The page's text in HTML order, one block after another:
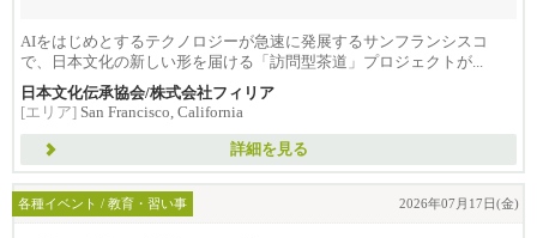
AIをはじめとするテクノロジーが急速に発展するサンフランシスコ
で、日本文化の新しい形を届ける「訪問型茶道」プロジェクトが...
日本文化伝承協会/株式会社フィリア
[エリア] San Francisco, California
詳細を見る
各種イベント / 教育・習い事 2026年07月17日(金)